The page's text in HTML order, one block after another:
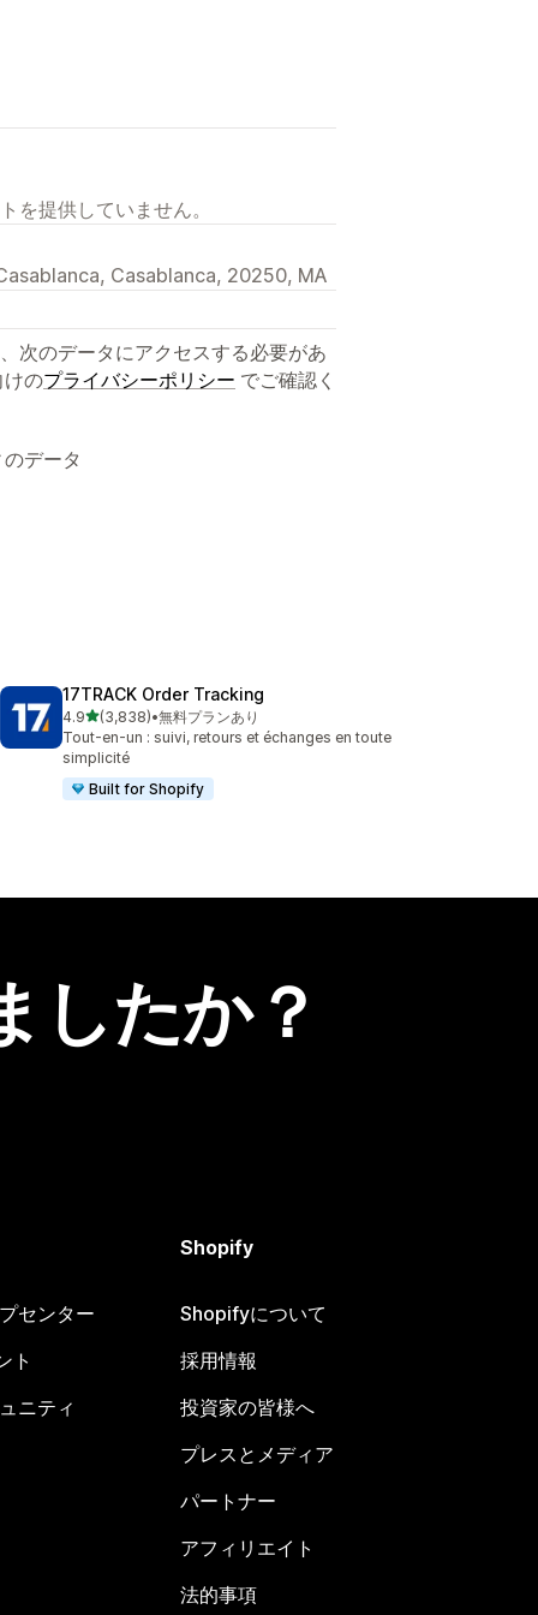
を提供していません。
Casablanca, 20250, MA
次のデータにアクセスする必要があ
けのプライバシーポリシー でご確認く
データ
17TRACK Order Tracking
4.95つ星中
(3,838)
合計レビュー数：3838件
•無料プランあり
Tout-en-un : suivi, retours et échanges en toute
simplicité
Built for Shopify
したか？
センター
ト
ニティ
Shopify
Shopifyについて
採用情報
投資家の皆様へ
プレスとメディア
パートナー
アフィリエイト
法的事項